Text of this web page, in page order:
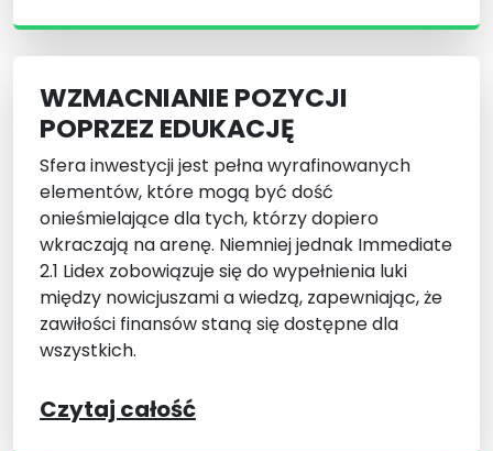
WZMACNIANIE POZYCJI
POPRZEZ EDUKACJĘ
Sfera inwestycji jest pełna wyrafinowanych
elementów, które mogą być dość
onieśmielające dla tych, którzy dopiero
wkraczają na arenę. Niemniej jednak Immediate
2.1 Lidex zobowiązuje się do wypełnienia luki
między nowicjuszami a wiedzą, zapewniając, że
zawiłości finansów staną się dostępne dla
wszystkich.
Czytaj całość